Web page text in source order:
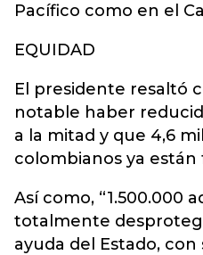
Pacífico como en el
EQUIDAD
El presidente resaltó
notable haber
a la mitad y que 4,6
colombianos ya
Así como, “1.500.000
totalmente
ayuda del Estado,